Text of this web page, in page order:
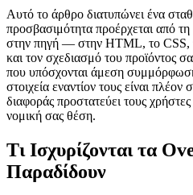
Αυτό το άρθρο διατυπώνει ένα
προσβασιμότητα προέρχεται από
στην πηγή — στην HTML, το CSS,
και τον σχεδιασμό του προϊόντος
που υπόσχονται άμεση
στοιχεία εναντίον τους είναι
διαφοράς προστατεύει τους
νομική σας θέση.
Τι Ισχυρίζονται τα
Παραδίδουν